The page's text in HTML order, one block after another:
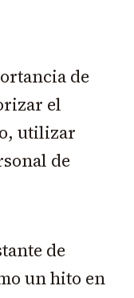
de
el
utilizar
de
de
un hito en